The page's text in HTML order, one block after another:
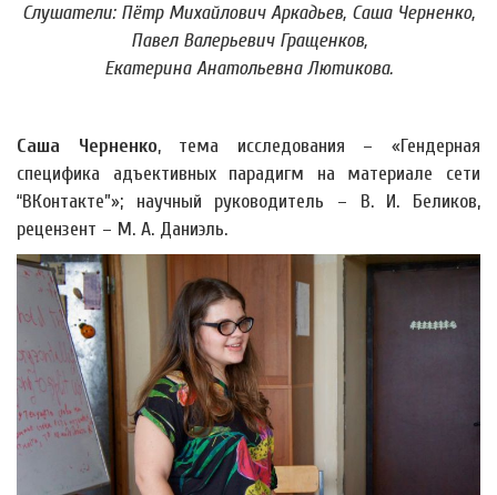
Слушатели: Пётр Михайлович Аркадьев, Саша Черненко,
Павел Валерьевич Гращенков,
Екатерина Анатольевна Лютикова.
Саша Черненко, тема исследования – «Гендерная
специфика адъективных парадигм на материале сети
“ВКонтакте”»; научный руководитель – В. И. Беликов,
рецензент – М. А. Даниэль.